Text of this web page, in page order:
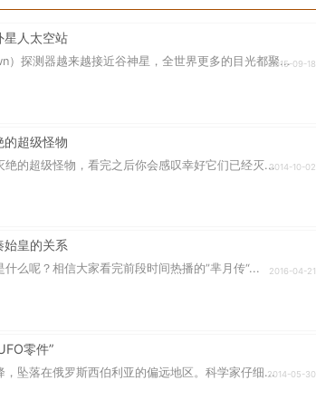
星人太空站
）探测器越来越接近谷神星，全世界更多的目光都聚...2015-09-18
的超级怪物
的超级怪物，看完之后你会感叹幸好它们已经灭...2014-10-02
始皇的关系
么呢？相信大家看完前段时间热播的”芈月传“... 2016-04-21
零件”
，坠落在俄罗斯西伯利亚的偏远地区。科学家仔细...2014-05-30